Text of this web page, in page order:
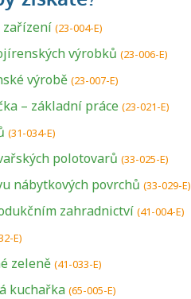
(23-004-E)
výrobků (23-006-E)
výrobě (23-007-E)
– základní práce (23-021-E)
(31-034-E)
polotovarů (33-025-E)
nábytkových povrchů (33-029-E)
zahradnictví (41-004-E)
E)
zeleně (41-033-E)
kuchařka (65-005-E)